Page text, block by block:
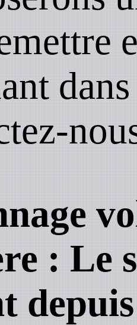
: Le